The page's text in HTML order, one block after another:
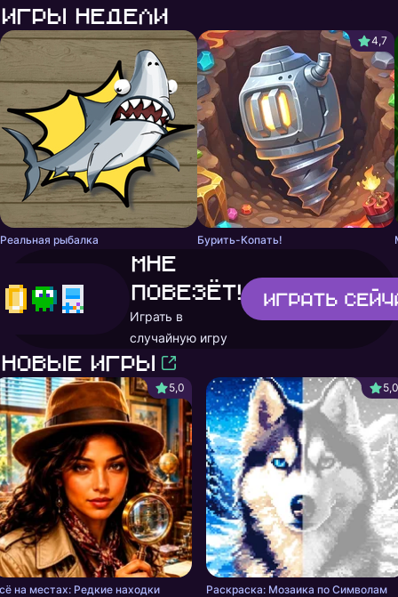
Игры недели
Реальная рыбалка
4,7
Бурить-Копать!
Мне
повезёт!
Играть в
случайную игру
Играть
Новые игры
5,0
на местах: Редкие находки
5,0
Раскраска: Мозаика по Символам